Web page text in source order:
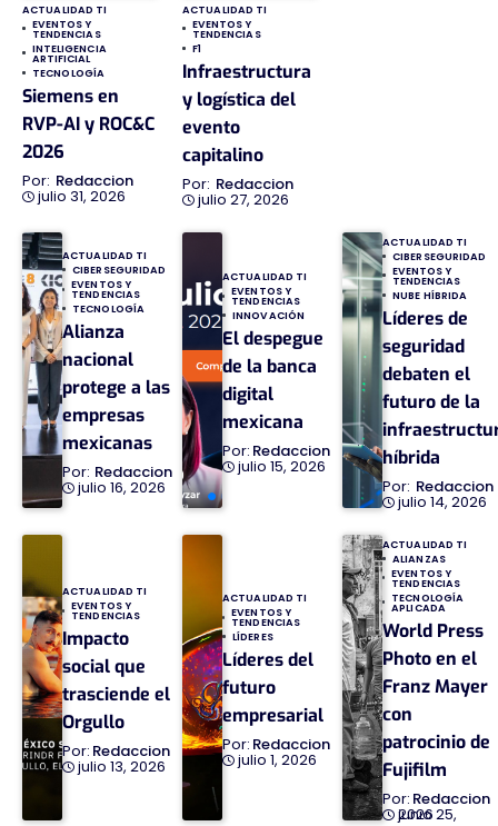
ACTUALIDAD TI
EVENTOS Y
TENDENCIAS
INTELIGENCIA
ARTIFICIAL
TECNOLOGÍA
Siemens en
RVP-AI y ROC&C
2026
Redaccion
julio 31, 2026
ACTUALIDAD TI
EVENTOS Y
TENDENCIAS
F1
Infraestructura
y logística del
evento
capitalino
Redaccion
julio 27, 2026
ACTUALIDAD TI
CIBERSEGURIDAD
EVENTOS Y
TENDENCIAS
TECNOLOGÍA
Alianza
nacional
protege a las
empresas
mexicanas
Redaccion
julio 16, 2026
ACTUALIDAD TI
EVENTOS Y
TENDENCIAS
INNOVACIÓN
El despegue
de la banca
digital
mexicana
Redaccion
julio 15, 2026
ACTUALIDAD TI
CIBERSEGURIDAD
EVENTOS Y
TENDENCIAS
NUBE HÍBRIDA
Líderes de
seguridad
debaten el
futuro de la
híbrida
Redaccion
julio 14, 2026
ACTUALIDAD TI
EVENTOS Y
TENDENCIAS
Impacto
social que
trasciende el
Orgullo
Redaccion
julio 13, 2026
ACTUALIDAD TI
EVENTOS Y
TENDENCIAS
LÍDERES
Líderes del
futuro
empresarial
Redaccion
julio 1, 2026
ACTUALIDAD TI
ALIANZAS
EVENTOS Y
TENDENCIAS
TECNOLOGÍA
APLICADA
World Press
Photo en el
Franz Mayer
con
patrocinio de
Fujifilm
Redaccion
junio 25, 2026